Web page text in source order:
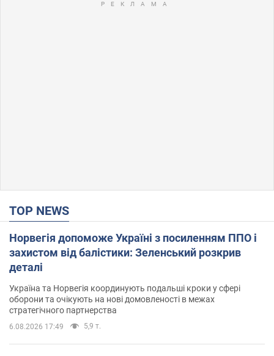
TOP NEWS
Норвегія допоможе Україні з посиленням ППО і
захистом від балістики: Зеленський розкрив
деталі
Україна та Норвегія координують подальші кроки у сфері
оборони та очікують на нові домовленості в межах
стратегічного партнерства
6.08.2026 17:49 5,9 т.